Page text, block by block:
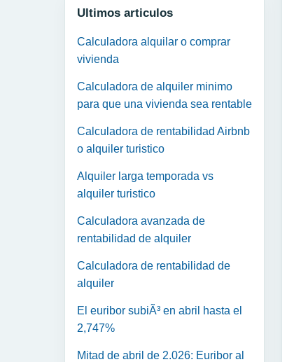
Ultimos articulos
Calculadora alquilar o comprar
vivienda
Calculadora de alquiler minimo
para que una vivienda sea rentable
Calculadora de rentabilidad Airbnb
o alquiler turistico
Alquiler larga temporada vs
alquiler turistico
Calculadora avanzada de
rentabilidad de alquiler
Calculadora de rentabilidad de
alquiler
El euribor subiÃ³ en abril hasta el
2,747%
Mitad de abril de 2.026: Euribor al